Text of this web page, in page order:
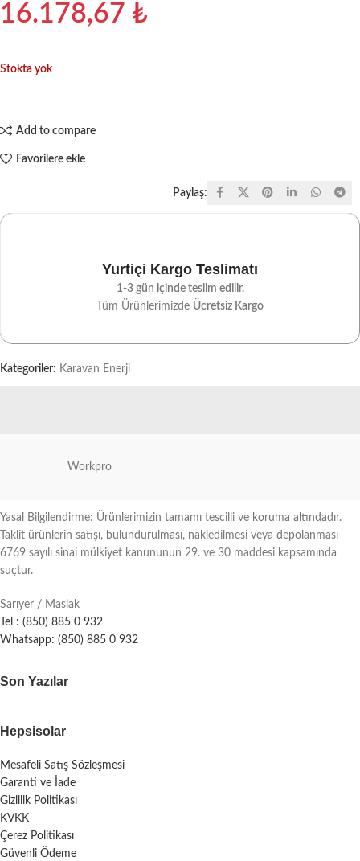
16.178,67 ₺
Stokta yok
Add to compare
Favorilere ekle
Paylaş:
Yurtiçi Kargo Teslimatı
1-3 gün içinde teslim edilir.
Tüm Ürünlerimizde Ücretsiz Kargo
Kategoriler: Karavan Enerji
Workpro
Yasal Bilgilendirme: Ürünlerimizin tamamı tescilli ve koruma altındadır.
Taklit ürünlerin satışı, bulundurulması, nakledilmesi veya depolanması
6769 sayılı sinai mülkiyet kanununun 29. ve 30 maddesi kapsamında
suçtur.
Sarıyer / Maslak
Tel : (850) 885 0 932
Whatsapp: (850) 885 0 932
Son Yazılar
Hepsisolar
Mesafeli Satış Sözleşmesi
Garanti ve İade
Gizlilik Politikası
KVKK
Çerez Politikası
Güvenli Ödeme